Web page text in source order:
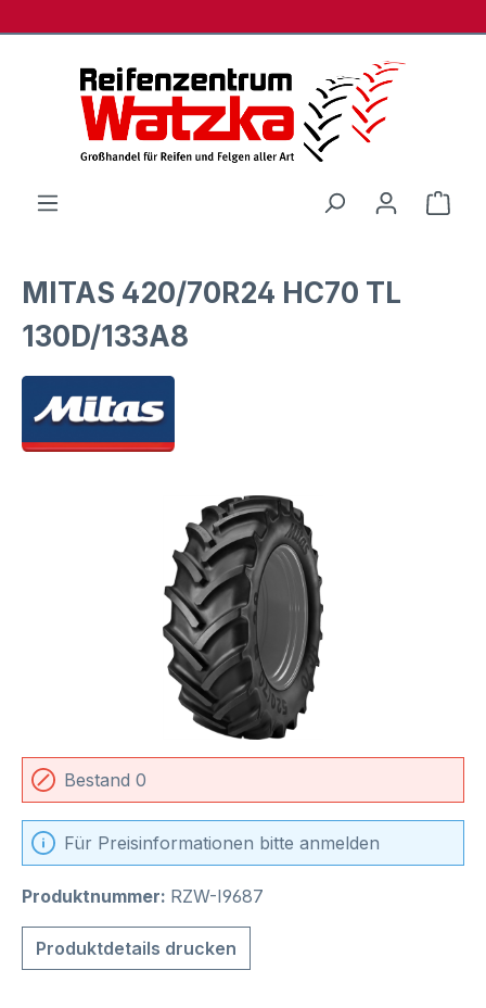
MITAS 420/70R24 HC70 TL
130D/133A8
Bildergalerie überspringen
Bestand 0
Für Preisinformationen bitte anmelden
Produktnummer: RZW-I9687
Produktdetails drucken